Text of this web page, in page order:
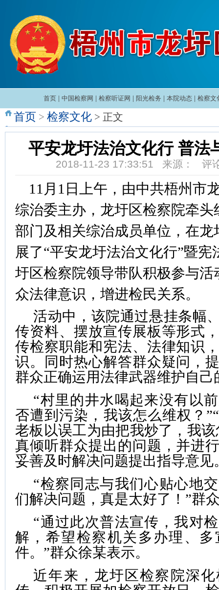
首页 中国检察网 检察听证网 阳光检务 本院动态 检察文
首页 > 检察文化 > 正文
平安龙圩法治文化行 普法
2018-11-23 17:33:51 来源： 评
11 月 1 日上午，由中共梧州市
综治委主办，龙圩区检察院牵
部门及相关综治成员单位，在
展了“平安龙圩法治文化行”暨
圩区检察院领导带队积极参与
众法律意识，增进检民关系。
活动中，该院通过悬挂条幅
传资料、摆放宣传展板等形式
传检察职能和宪法、法律知识
识。同时热心解答群众疑问，
群众正确运用法律武器维护自己
“村里的井水喝起来没有以
否遭到污染，我该怎么维权？
老板以误工为由把我炒了，我
真倾听群众提出的问题，并进
妥善及时解决问题提出指导意见
“检察同志与我们心贴心地
们解决问题，真是太好了！”群
“通过此次普法宣传，我对
解，希望检察机关多办理、
件。”群众徐某表示。
近年来，龙圩区检察院深